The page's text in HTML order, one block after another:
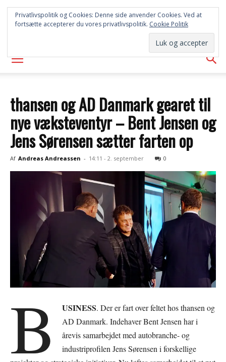
SYD
AVISEN
thansen og AD Danmark gearet til
nye væksteventyr – Bent Jensen og
Jens Sørensen sætter farten op
Af Andreas Andreassen - 14:11 - 2. september 0
B USINESS. Der er fart over feltet hos thansen og
AD Danmark. Indehaver Bent Jensen har i
årevis samarbejdet med autobranche- og
industriprofilen Jens Sørensen i forskellige
Privatlivspolitik og Cookies: Denne side anvender Cookies. Ved at
fortsætte accepterer du vores privatlivspolitik. Cookie Politik